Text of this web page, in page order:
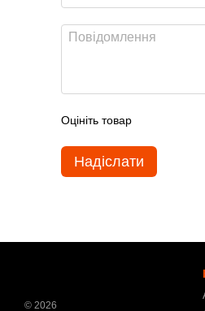
Оцініть товар
Надіслати
© 2026